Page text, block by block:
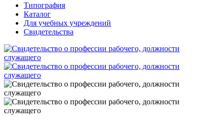
Типография
Каталог
Для учебных учреждений
Свидетельства